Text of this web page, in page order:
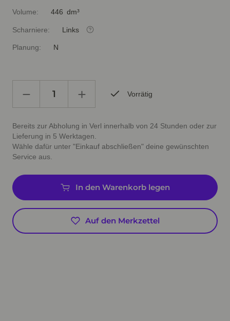
Volume: 446 dm³
Scharniere: Links
Planung: N
Vorrätig
Bereits zur Abholung in Verl innerhalb von 24 Stunden oder zur
Lieferung in 5 Werktagen.
Wähle dafür unter "Einkauf abschließen" deine gewünschten
Service aus.
In den Warenkorb legen
Auf den Merkzettel